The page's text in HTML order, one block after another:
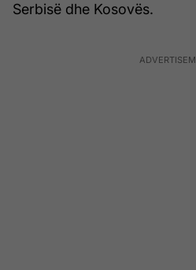
Serbisë dhe Kosovës.